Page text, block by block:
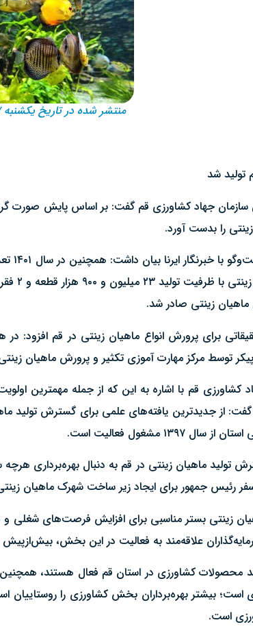
منتشر شده در تاریخ یکشنبه ۰۷ خرداد ۱۴۰۲
تولید شد
را بدست آورد.
زینتی صادر شد.
توسط مرکز مهارت آموزی تکثیر و پرورش ماهیان
کشاورزی قم با اشاره به این که از جمله مهمترین
گفت:‌ از جدیدترین یافته‌های علمی برای گسترش تولید
مشغول فعالیت است.
تولید ماهیان زینتی در قم به دنبال بهره‌برداری
زینتی بستر مناسبی برای افزایش فرصت‌های شغلی و
علاقه‌مند به فعالیت در این بخش،
است.